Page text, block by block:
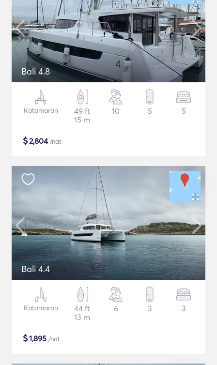
Bali 4.8
Katamaran
49 ft
15 m
10 5 5
$2,804/nat
Bali 4.4
Katamaran
44 ft
13 m
6 3 3
$1,895 /nat